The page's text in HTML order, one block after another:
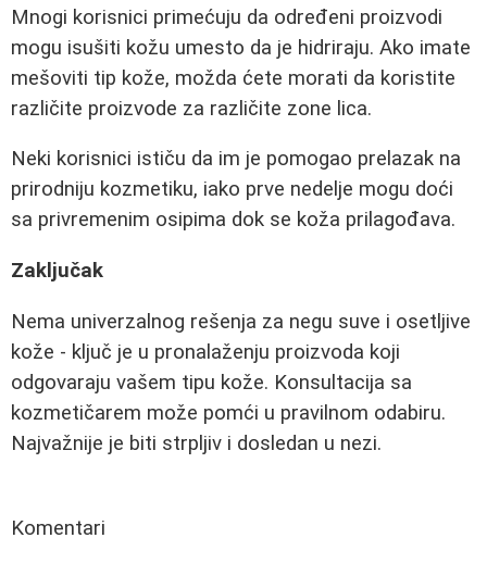
Mnogi korisnici primećuju da određeni proizvodi
mogu isušiti kožu umesto da je hidriraju. Ako imate
mešoviti tip kože, možda ćete morati da koristite
različite proizvode za različite zone lica.
Neki korisnici ističu da im je pomogao prelazak na
prirodniju kozmetiku, iako prve nedelje mogu doći
sa privremenim osipima dok se koža prilagođava.
Zaključak
Nema univerzalnog rešenja za negu suve i osetljive
kože - ključ je u pronalaženju proizvoda koji
odgovaraju vašem tipu kože. Konsultacija sa
kozmetičarem može pomći u pravilnom odabiru.
Najvažnije je biti strpljiv i dosledan u nezi.
Komentari